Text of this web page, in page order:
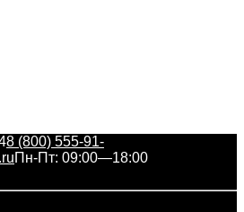
8 (800) 555-91-
Пн-Пт: 09:00—18:00